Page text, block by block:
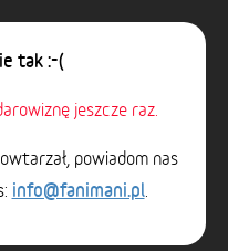
tak :-(
jeszcze raz.
powiadom nas
info@fanimani.pl.